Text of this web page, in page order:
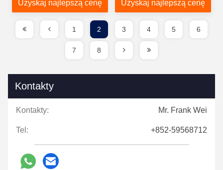
kreskowych
Uzyskaj najlepszą cenę
kiosku Wielofunkcyjne z
Uzyskaj najlepszą cenę
1 2 3 4 5 6
7 8
Kontakty
Kontakty: Mr. Frank Wei
Tel: +852-59568712